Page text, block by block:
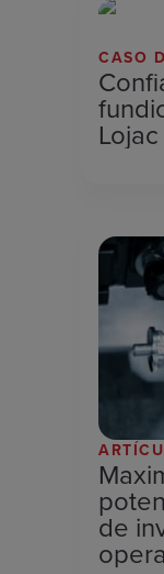
CASO
Lojac
de